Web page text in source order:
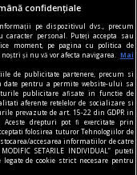
– 7 septembrie
și mai
postbelicul
confidențiale
pe dispozitivul dvs., precum
personal. Puteți accepta sau
moment, pe pagina cu politica de
și nu vă vor afecta navigarea.
Mai
de publicitate partenere, precum si
pentru a permite website-ului sa
publicitare afisate in functie de
aferente retelelor de socializare si
prevazute de art. 15-22 din GDPR in
drepturi pot fi exercitate prin
acceptati folosirea tuturor Tehnologiilor de
accesarea informatiilor de catre
SETARILE INDIVIDUAL” puteti
de cookie strict necesare pentru